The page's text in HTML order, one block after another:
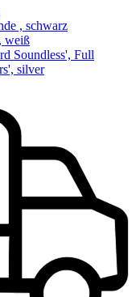
, schwarz
weiß
Soundless', Full
silver